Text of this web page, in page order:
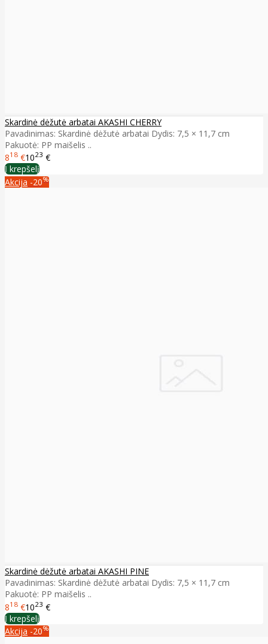
Skardinė dėžutė arbatai AKASHI CHERRY
Pavadinimas: Skardinė dėžutė arbatai Dydis: 7,5 × 11,7 cm
Pakuotė: PP maišelis ..
818 €1023 €
Į krepšelį
Akcija -20%
Skardinė dėžutė arbatai AKASHI PINE
Pavadinimas: Skardinė dėžutė arbatai Dydis: 7,5 × 11,7 cm
Pakuotė: PP maišelis ..
818 €1023 €
Į krepšelį
Akcija -20%